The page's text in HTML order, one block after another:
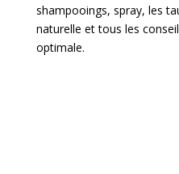
shampooings, spray, les
naturelle et tous les
optimale.